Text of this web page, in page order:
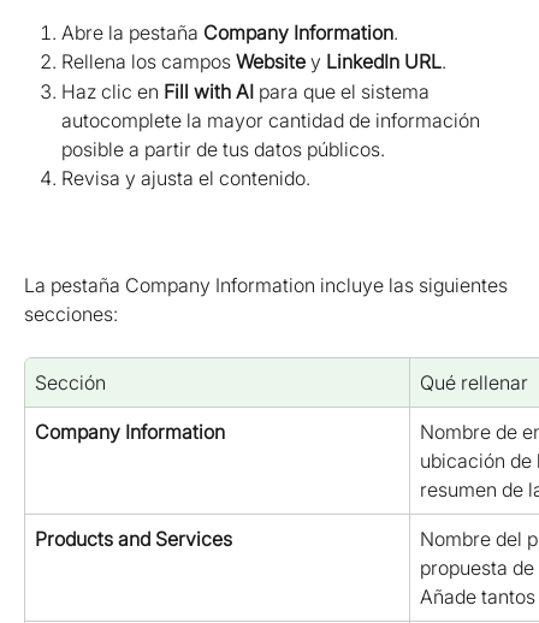
Abre la pestaña Company Information.
Rellena los campos Website y LinkedIn URL.
Haz clic en Fill with AI para que el sistema
autocomplete la mayor cantidad de información
posible a partir de tus datos públicos.
Revisa y ajusta el contenido.
La pestaña Company Information incluye las siguientes
secciones:
Sección Qué rellenar
Company Information
Nombre de
ubicación de
resumen de
Products and Services
Nombre del
propuesta
Añade